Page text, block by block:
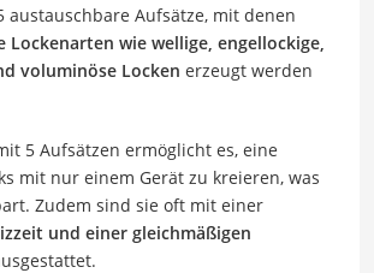
austauschbare Aufsätze, mit denen
Lockenarten wie wellige, engellockige,
voluminöse Locken erzeugt werden
5 Aufsätzen ermöglicht es, eine
mit nur einem Gerät zu kreieren, was
Zudem sind sie oft mit einer
und einer gleichmäßigen